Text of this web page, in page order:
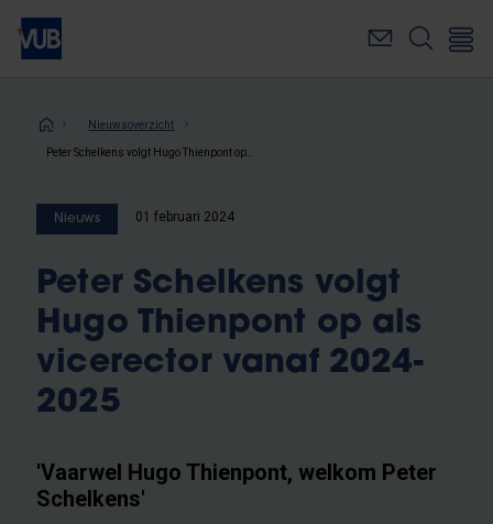
Overslaan
naar
inhoudKruimelpad
Nieuwsoverzicht
Nieuws 01 februari 2024
Peter Schelkens volgt
Hugo Thienpont op als
vicerector vanaf 2024-
2025
'Vaarwel Hugo Thienpont, welkom Peter
Schelkens'